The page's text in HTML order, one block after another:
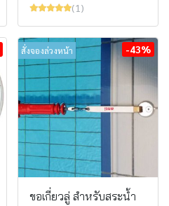
(1)
สั่งจองล่วงหน้า -43%
ขอเกี่ยวลู่ สําหรับสระน้ํา